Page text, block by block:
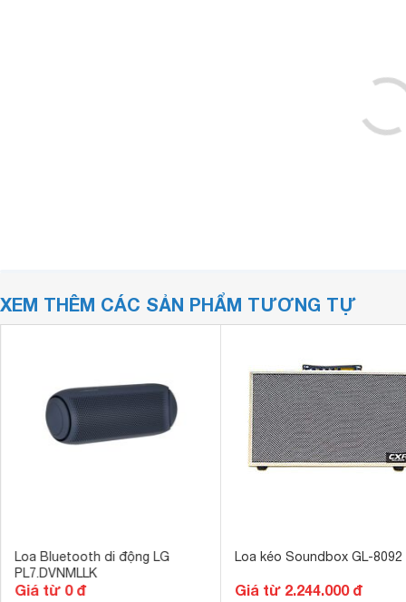
XEM THÊM CÁC SẢN PHẨM TƯƠNG TỰ
Loa Bluetooth di động LG
PL7.DVNMLLK
Giá từ 0 đ
Loa kéo Soundbox GL-8092
Giá từ 2.244.000 đ